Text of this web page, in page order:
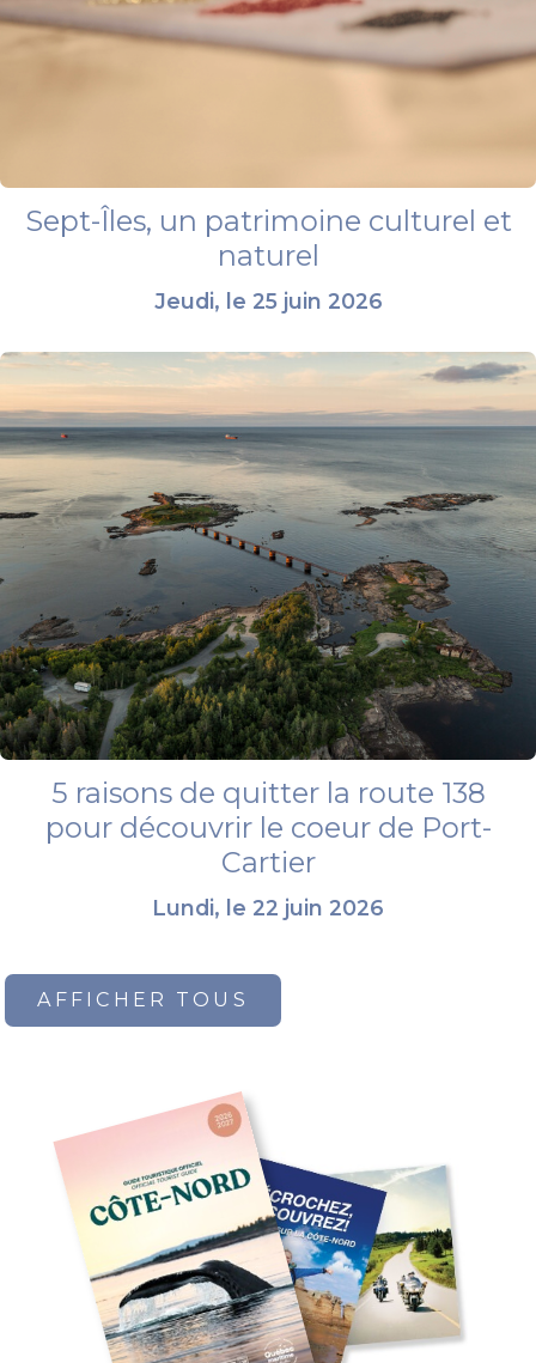
Sept-Îles, un patrimoine culturel et
naturel
Jeudi, le 25 juin 2026
5 raisons de quitter la route 138
pour découvrir le coeur de Port-
Cartier
Lundi, le 22 juin 2026
AFFICHER TOUS